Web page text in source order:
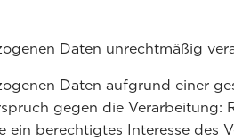
Daten unrechtmäßig
Daten aufgrund einer
gegen die Verarbeitung:
ein berechtigtes Interesse des